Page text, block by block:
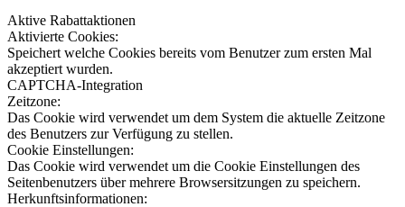
Aktive Rabattaktionen
Aktivierte Cookies:
Speichert welche Cookies bereits vom Benutzer zum ersten Mal
akzeptiert wurden.
CAPTCHA-Integration
Zeitzone:
Das Cookie wird verwendet um dem System die aktuelle Zeitzone
des Benutzers zur Verfügung zu stellen.
Cookie Einstellungen:
Das Cookie wird verwendet um die Cookie Einstellungen des
Seitenbenutzers über mehrere Browsersitzungen zu speichern.
Herkunftsinformationen: